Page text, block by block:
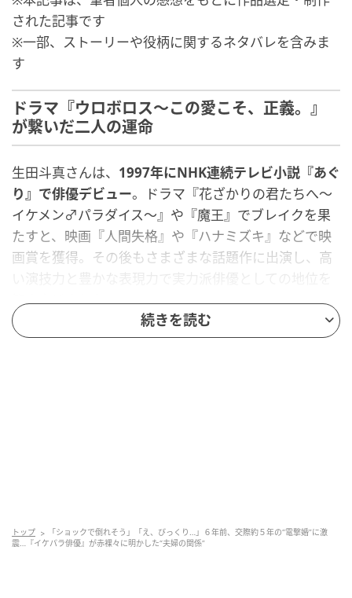
された記事です
※一部、ストーリーや役柄に関するネタバレを含みま
す
ドラマ『ウロボロス～この愛こそ、正義。』
が繋いだ二人の運命
生田斗真さんは、 1997年にNHK連続テレビ小説『あぐ
り』で俳優デビュー。ドラマ『花ざかりの君たちへ〜
イケメン♂パラダイス〜』や『魔王』でブレイクを果
たすと、映画『人間失格』や『ハナミズキ』などで映
画賞を獲得。その後もさまざまな話題作に出演し、高
築き上げました。
一方の清野菜名さんは、2007年にファッション誌『ピ
ロス〜この愛こそ、正義。』でした。劇中では警察官
続きを読む
トップ
「ショックで倒れそう」「え、びっくり…」６年前、交際約５年の“電撃婚”に激
震…『イケパラ俳優』が赤裸々に明かした“夫婦の関係”